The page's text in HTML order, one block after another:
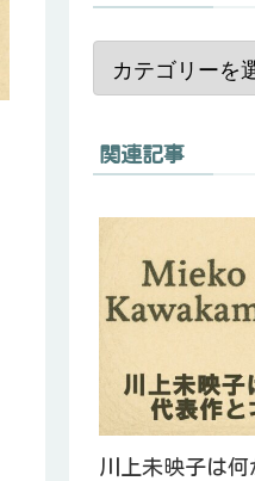
関連記事
川上未映子は